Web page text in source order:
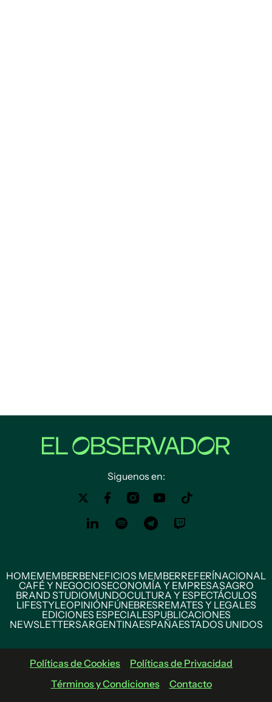
Siguenos en:
HOMEMEMBERBENEFICIOS MEMBERREFERÍNACIONAL
CAFÉ Y NEGOCIOSECONOMÍA Y EMPRESASAGRO
BRAND STUDIOMUNDOCULTURA Y ESPECTÁCULOS
LIFESTYLEOPINIÓNFÚNEBRESREMATES Y LEGALES
EDICIONES ESPECIALESPUBLICACIONES
NEWSLETTERSARGENTINAESPAÑAESTADOS UNIDOS
Políticas de Cookies
Políticas de Privacidad
Términos y Condiciones
Contacto